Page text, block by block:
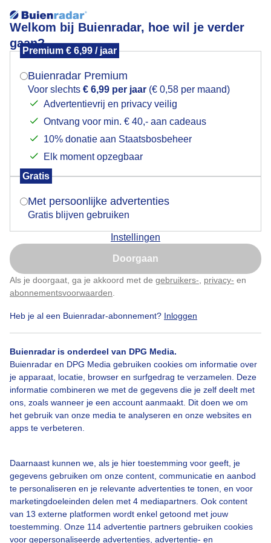
Welkom bij Buienradar, hoe wil je verder
gaan?
Premium € 6,99 / jaar
Buienradar Premium
Voor slechts € 6,99 per jaar (€ 0,58 per maand)
Advertentievrij en privacy veilig
Ontvang voor min. € 40,- aan cadeaus
10% donatie aan Staatsbosbeheer
Elk moment opzegbaar
Gratis
Met persoonlijke advertenties
Gratis blijven gebruiken
Instellingen
Doorgaan
Als je doorgaat, ga je akkoord met de gebruikers- privacy- en
abonnementsvoorwaarden
Heb je al een Buienradar-abonnement? Inloggen
Buienradar is onderdeel van DPG Media.
Buienradar en DPG Media gebruiken cookies om informatie over
je apparaat, locatie, browser en surfgedrag te verzamelen. Deze
informatie combineren we met de gegevens die je zelf deelt met
ons, zoals wanneer je een account aanmaakt. Dit doen we om
het gebruik van onze media te analyseren en onze websites en
apps te verbeteren.
Daarnaast kunnen we, als je hier toestemming voor geeft, je
gegevens gebruiken om onze content, communicatie en aanbod
te personaliseren en je relevante advertenties te tonen, en voor
marketingdoeleinden delen met 4 mediapartners. Ook content
van 13 externe platformen wordt enkel getoond met jouw
toestemming. Onze 114 advertentie partners gebruiken cookies
voor gepersonaliseerde advertenties, advertentie- en
spinnenweb
Een moment geduld aub...
Populaire categorieën
Lente
Zomer
Over Buienradar
Bedrijfsgegevens
Veelgestelde vragen
Contact
Toegankelijkheid
Buienradar Team
Privacy beleid
Cookie beleid
Privacy instellingen
Mogen we je locatie gebruiken voor het
Indien je hier nog geen akkoord op hebt gegeven,
verschijnt er zo een pop-up uit je browser waarin
Is goed, toon de popup
Nu niet, misschien later
Klik hierom dit aan te passen